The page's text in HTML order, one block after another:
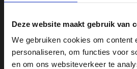
Deze website maakt gebruik van
We gebruiken cookies om content
personaliseren, om functies voor
en om ons websiteverkeer te